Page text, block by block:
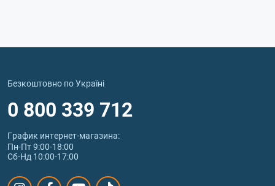
Безкоштовно по Україні
0 800 339 712
График интернет‑магазина:
Пн-Пт 9:00-18:00
Сб-Нд 10:00-17:00